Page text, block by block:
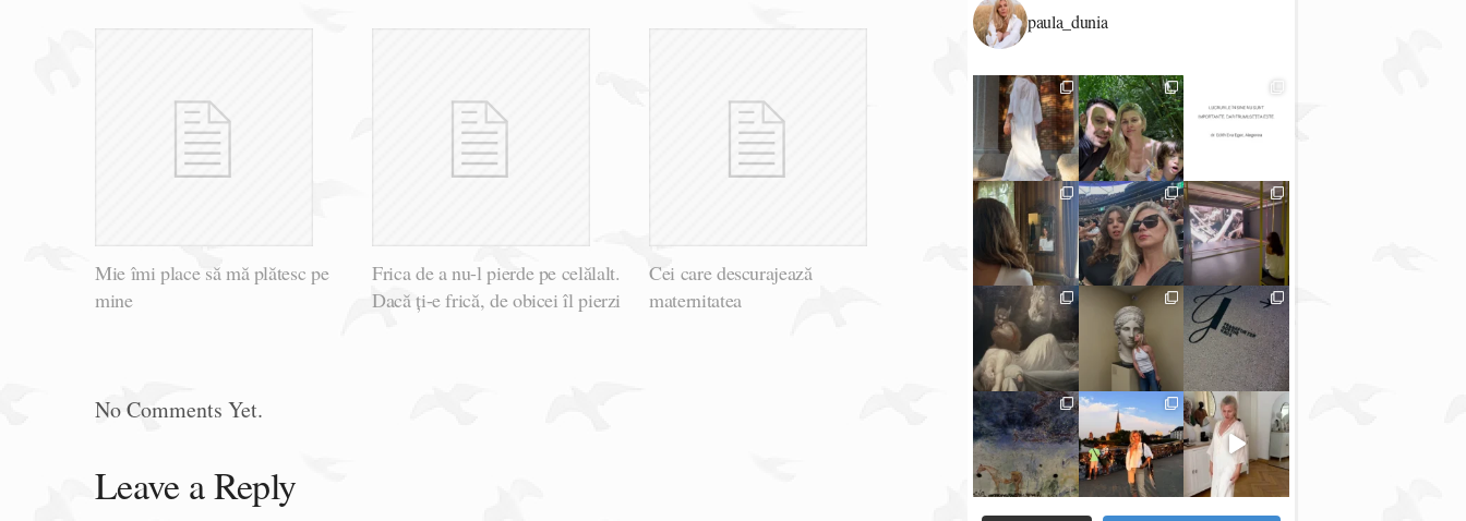
Mie îmi place să mă plătesc pe
mine
Frica de a nu-l pierde pe celălalt.
Dacă ți-e frică, de obicei îl pierzi
Cei care descurajează
maternitatea
No Comments Yet.
Leave a Reply
paula_dunia